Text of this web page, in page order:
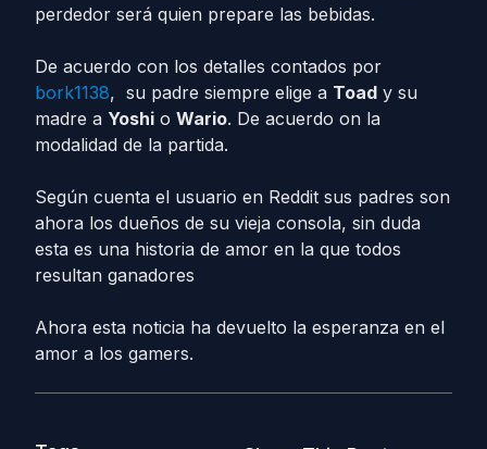
perdedor será quien prepare las bebidas.
De acuerdo con los detalles contados por
bork1138, su padre siempre elige a Toad y su
madre a Yoshi o Wario. De acuerdo on la
modalidad de la partida.
Según cuenta el usuario en Reddit sus padres son
ahora los dueños de su vieja consola, sin duda
esta es una historia de amor en la que todos
resultan ganadores
Ahora esta noticia ha devuelto la esperanza en el
amor a los gamers.